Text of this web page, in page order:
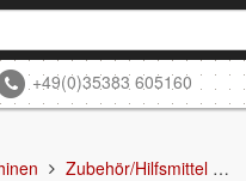
+49(0)35383 605160
Zubehör/Hilfsmittel